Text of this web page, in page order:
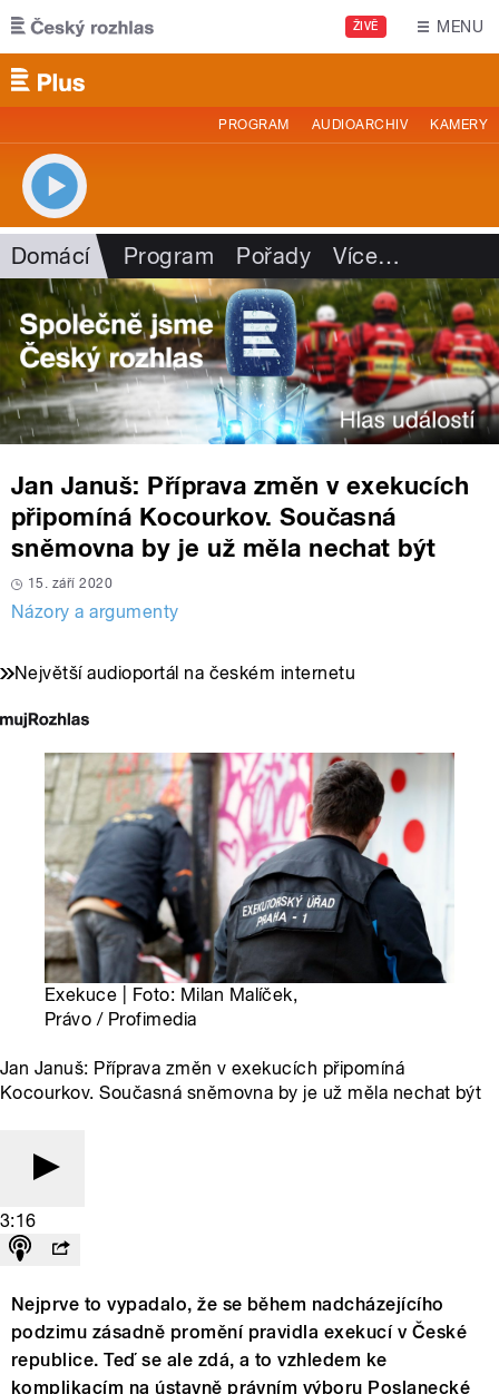
Přejít k hlavnímu obsahu
ŽIVĚ MENU
PROGRAM AUDIOARCHIV KAMERY
Domácí Program Pořady Více…
Jan Januš: Příprava změn v exekucích
připomíná Kocourkov. Současná
sněmovna by je už měla nechat být
15. září 2020
Názory a argumenty
Největší audioportál na českém internetu
Exekuce | Foto: Milan Malíček,
Právo / Profimedia
Jan Januš: Příprava změn v exekucích připomíná
Kocourkov. Současná sněmovna by je už měla nechat být
3:16
Nejprve to vypadalo, že se během nadcházejícího
podzimu zásadně promění pravidla exekucí v České
republice. Teď se ale zdá, a to vzhledem ke
komplikacím na ústavně právním výboru Poslanecké